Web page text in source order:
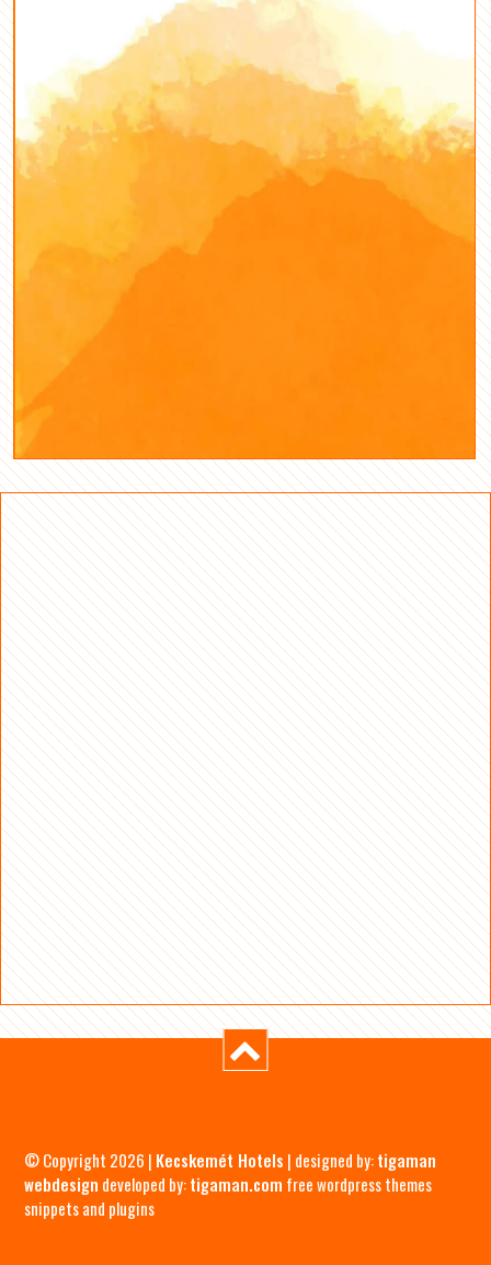
© Copyright 2026 | Kecskemét Hotels | designed by:tigaman
webdesign developed by:tigaman.com free wordpress themes
snippets and plugins